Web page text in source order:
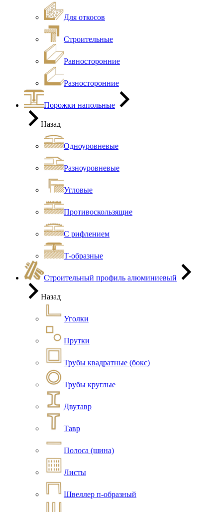
Для откосов
Строительные
Равносторонние
Разносторонние
Порожки напольные
Назад
Одноуровневые
Разноуровневые
Угловые
Противоскользящие
С рифлением
Т-образные
Строительный профиль алюминиевый
Назад
Уголки
Прутки
Трубы квадратные (бокс)
Трубы круглые
Двутавр
Тавр
Полоса (шина)
Листы
Швеллер п-образный